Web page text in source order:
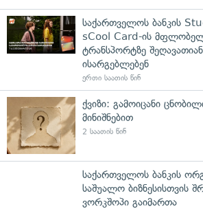
საქართველოს ბანკის
sCool Card-ის
ტრანსპორტზე
ისარგებლებენ
ერთი საათის წინ
ქვიზი: გამოიცანი
მინიშნებით
2 საათის წინ
საქართველოს ბანკის
საშუალო ბიზნესისთვის
ვორკშოპი გაიმართა